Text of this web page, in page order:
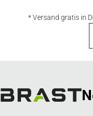
* Versand gratis in